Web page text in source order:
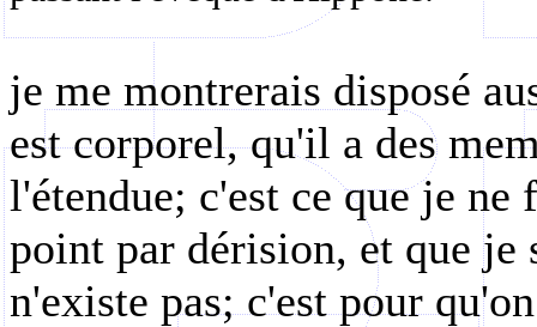
je me montrerais disposé
est corporel, qu'il a des
l'étendue; c'est ce que je ne
point par dérision, et que
n'existe pas; c'est pour